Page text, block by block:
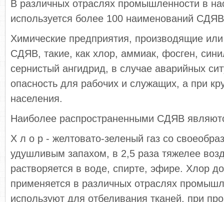
В различных отраслях промышленности в
используется более 100 наименований
Химические предприятия, производящие
СДЯВ, такие, как хлор, аммиак, фосген,
сернистый ангидрид, в случае аварийных
опасность для рабочих и служащих, а при
населения.
Наиболее распространенными СДЯВ
Х л о р - желтовато-зеленый газ со
удушливым запахом, в 2,5 раза тяжелее
растворяется в воде, спирте, эфире. Хлор
применяется в различных отраслях
используют для отбеливания тканей, при